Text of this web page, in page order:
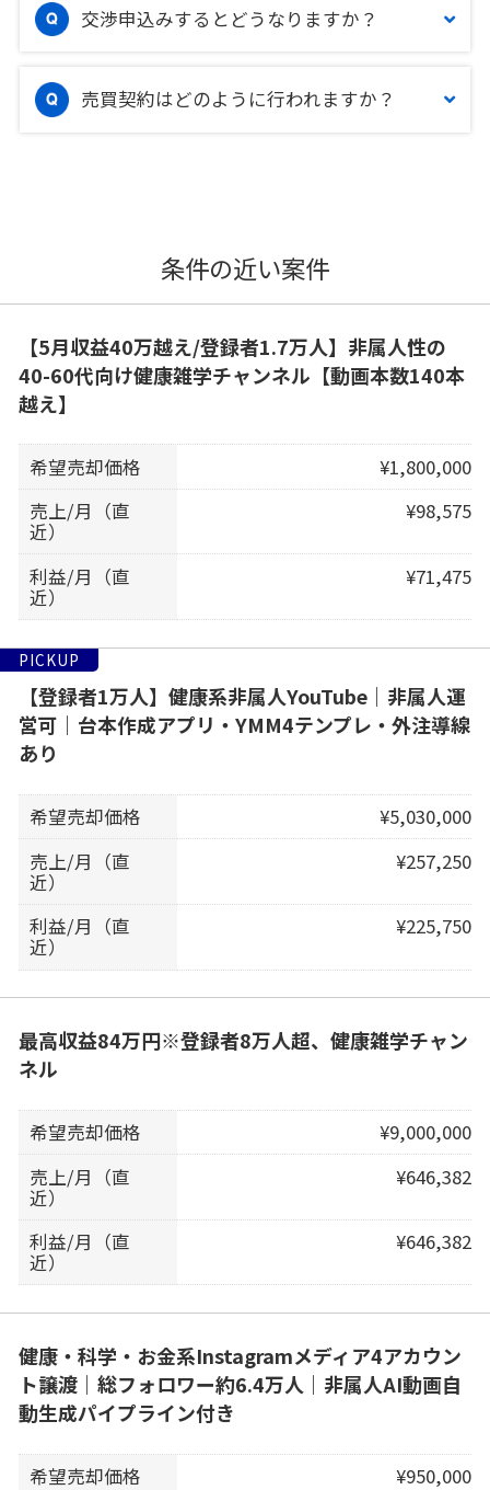
交渉申込みするとどうなりますか？
売買契約はどのように行われますか？
条件の近い案件
【5月収益40万越え/登録者1.7万人】非属人性の
40-60代向け健康雑学チャンネル【動画本数140本
越え】
希望売却価格
¥1,800,000
売上/月（直
近）
¥98,575
利益/月（直
近）
¥71,475
PICKUP
【登録者1万人】健康系非属人YouTube｜非属人運
営可｜台本作成アプリ・YMM4テンプレ・外注導線
あり
希望売却価格
¥5,030,000
売上/月（直
近）
¥257,250
利益/月（直
近）
¥225,750
最高収益84万円※登録者8万人超、健康雑学チャン
ネル
希望売却価格
¥9,000,000
売上/月（直
近）
¥646,382
利益/月（直
近）
¥646,382
健康・科学・お金系Instagramメディア4アカウン
ト譲渡｜総フォロワー約6.4万人｜非属人AI動画自
動生成パイプライン付き
希望売却価格
¥950,000